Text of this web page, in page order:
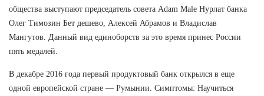
общества выступают председатель совета Adam Male Нурлат банка
Олег Tимозин Бет дешево, Алексей Абрамов и Владислав
Мангутов. Данный вид единоборств за это время принес России
пять медалей.
В декабре 2016 года первый продуктовый банк открылся в еще
одной европейской стране — Румынии. Симптомы: Научиться